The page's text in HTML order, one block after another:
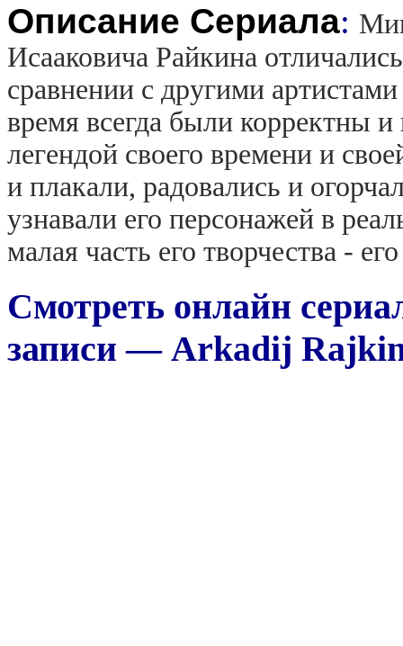
Описание Сериала:
Исааковича Райкина
сравнении с другими
время всегда были корректны
легендой своего времени и
и плакали, радовались и
узнавали его персонажей в
малая часть его творчества -
Смотреть онлайн
записи — Arkadij